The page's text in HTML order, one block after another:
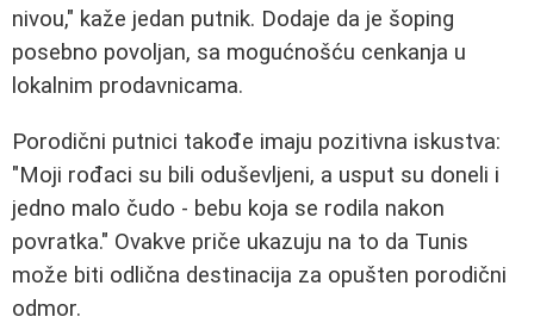
nivou," kaže jedan putnik. Dodaje da je šoping
posebno povoljan, sa mogućnošću cenkanja u
lokalnim prodavnicama.
Porodični putnici takođe imaju pozitivna iskustva:
"Moji rođaci su bili oduševljeni, a usput su doneli i
jedno malo čudo - bebu koja se rodila nakon
povratka." Ovakve priče ukazuju na to da Tunis
može biti odlična destinacija za opušten porodični
odmor.